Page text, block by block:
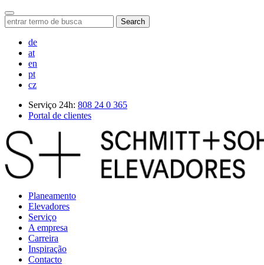
Search
de
at
en
pt
cz
Serviço 24h: 808 24 0 365
Portal de clientes
Planeamento
Elevadores
Serviço
A empresa
Carreira
Inspiração
Contacto